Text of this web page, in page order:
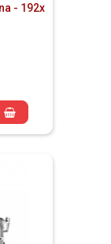
- 192x